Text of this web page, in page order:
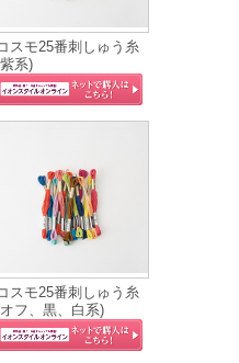
スモ25番刺しゅう糸
系)
スモ25番刺しゅう糸
フ、黒、白系)